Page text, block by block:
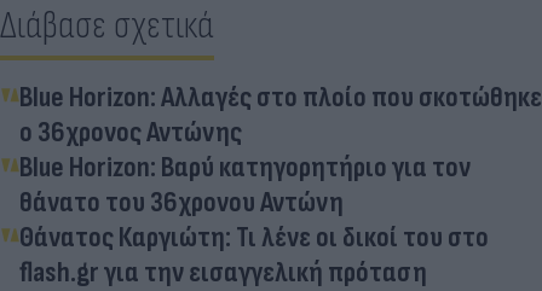
Διάβασε σχετικά
Blue Horizon: Αλλαγές στο πλοίο που σκοτώθηκε
ο 36χρονος Αντώνης
Blue Horizon: Βαρύ κατηγορητήριο για τον
θάνατο του 36χρονου Αντώνη
Θάνατος Καργιώτη: Τι λένε οι δικοί του στο
flash.gr για την εισαγγελική πρόταση